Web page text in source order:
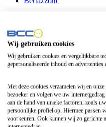
Fitelli
Airfryer
Frituurpan
Contactgrill
Broodbakmachine
Broodrooster
Wij gebruiken cookies
Wij gebruiken cookies en vergelijkbare
gepersonaliseerde inhoud en advertenties
Met deze cookies verzamelen wij en onze
bezoeker en volgen we uw
aan de hand van unieke factoren, zoals
persoonlijke profiel op. Hiermee passen
voorkeuren. Ook kunnen wij zo gerichte